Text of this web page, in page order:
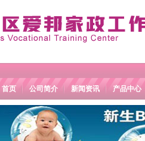
首页 公司简介 新闻资讯 产品中心